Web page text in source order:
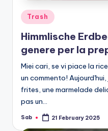
Posted
in
Trash
Himmlische
genere per la
Miei cari, se vi piace la
un commento!
frites, une marmelade
pas un…
Posted
Sab 21 February 2025